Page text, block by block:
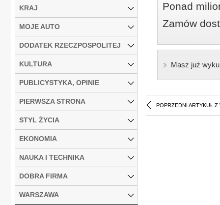
Ponad
Zamów
Masz już
POPRZEDNI ARTYKUŁ Z
KRAJ
MOJE AUTO
DODATEK RZECZPOSPOLITEJ
KULTURA
PUBLICYSTYKA, OPINIE
PIERWSZA STRONA
STYL ŻYCIA
EKONOMIA
NAUKA I TECHNIKA
DOBRA FIRMA
WARSZAWA